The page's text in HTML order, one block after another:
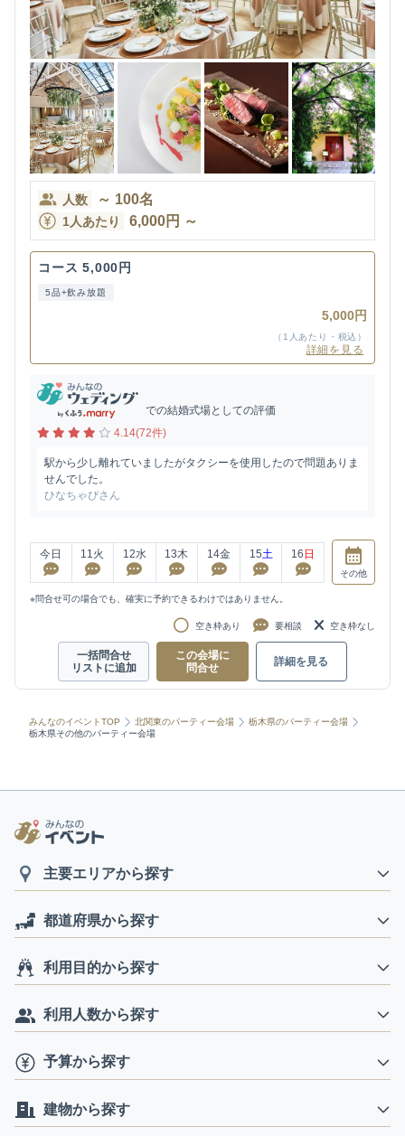
人数 ～ 100名
1人あたり 6,000円 ～
コース 5,000円
5品+飲み放題
5,000円
（1人あたり・税込）
詳細を見る
での結婚式場としての評価
4.14(72件)
駅から少し離れていましたがタクシーを使用したので問題ありま
せんでした。
ひなちゃぴさん
今日 11 火 12水 13木 14金 15土 16 日
その他
※問合せ可の場合でも、確実に予約できるわけではありません。
空き枠あり 要相談 空き枠なし
一括問合せ
リストに追加
この会場に
問合せ
詳細を見る
みんなのイベントTOP 北関東のパーティー会場
栃木県のパーティー会場
栃木県その他のパーティー会場
主要エリアから探す
都道府県から探す
利用目的から探す
利用人数から探す
予算から探す
建物から探す